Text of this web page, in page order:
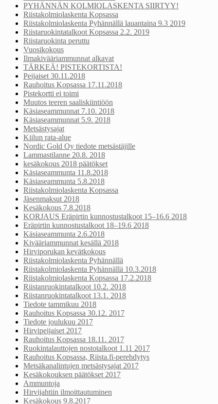
PYHÄNNÄN KOLMIOLASKENTA SIIRTYY!
Riistakolmiolaskenta Kopsassa
Riistakolmiolaskenta Pyhännällä lauantaina 9.3 2019
Riistaruokintatalkoot Kopsassa 2.2. 2019
Riistaruokinta peruttu
Vuosikokous
Ilmakivääriammunnat alkavat
TÄRKEÄ! PISTEKORTISTA!
Peijaiset 30.11.2018
Rauhoitus Kopsassa 17.11.2018
Pistekortti ei toimi
Muutos teeren saaliskiintiöön
Käsiaseammunnat 7.10. 2018
Käsiaseammunnat 5.9. 2018
Metsästysajat
Kiilun rata-alue
Nordic Gold Oy tiedote metsästäjille
Lammastilanne 20.8. 2018
kesäkokous 2018 päätökset
Käsiaseammunta 11.8.2018
Käsiaseammunta 5.8.2018
Riistakolmiolaskenta Kopsassa
Jäsenmaksut 2018
Kesäkokous 7.8.2018
KORJAUS Eräpirtin kunnostustalkoot 15–16.6 2018
Eräpirtin kunnostustalkoot 18–19.6 2018
Käsiaseammunta 2.6.2018
Kivääriammunnat kesällä 2018
Hirviporukan kevätkokous
Riistakolmiolaskenta Pyhännällä
Riistakolmiolaskenta Pyhännällä 10.3.2018
Riistakolmiolaskenta Kopsassa 17.2.2018
Riistanruokintatalkoot 10.2. 2018
Riistanruokintatalkoot 13.1. 2018
Tiedote tammikuu 2018
Rauhoitus Kopsassa 30.12. 2017
Tiedote joulukuu 2017
Hirvipeijaiset 2017
Rauhoitus Kopsassa 18.11. 2017
Ruokintalauttojen nostotalkoot 1.11 2017
Rauhoitus Kopsassa, Riista.fi-perehdytys
Metsäkanalintujen metsästysajat 2017
Kesäkokouksen päätökset 2017
Ammuntoja
Hirvijahtiin ilmoittautuminen
Kesäkokous 9.8.2017